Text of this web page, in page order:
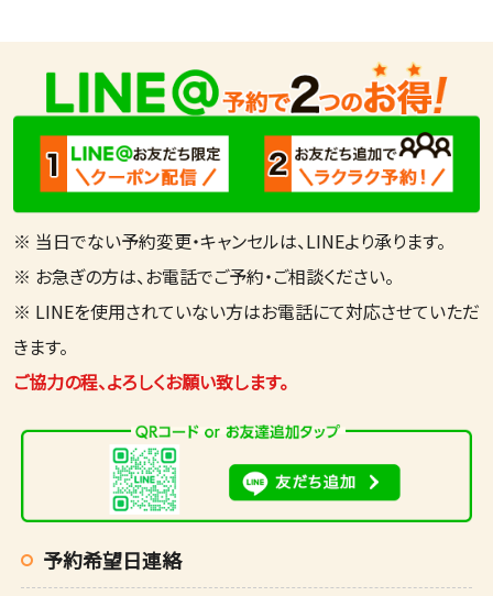
※ 当日でない予約変更・キャンセルは、LINEより承ります。
※ お急ぎの方は、お電話でご予約・ご相談ください。
※ LINEを使用されていない方はお電話にて対応させていただ
きます。
ご協力の程、よろしくお願い致します。
予約希望日連絡